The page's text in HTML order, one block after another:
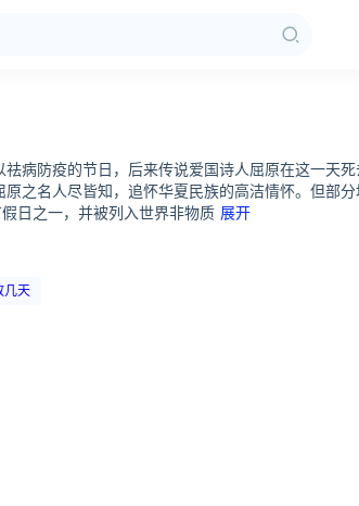
病防疫的节日，后来传说爱国诗人屈原在这一天
之名人尽皆知，追怀华夏民族的高洁情怀。但部
日之一，并被列入世界非物质 展开
几天